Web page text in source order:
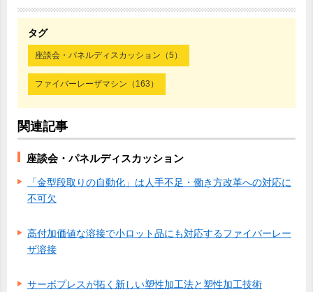
タグ
座談会・パネルディスカッション（5）
ファイバーレーザマシン（163）
関連記事
座談会・パネルディスカッション
「金型段取りの自動化」は人手不足・働き方改革への対応に
不可欠
高付加価値な溶接で小ロット品にも対応するファイバーレー
ザ溶接
サーボプレスが拓く新しい塑性加工法と塑性加工技術